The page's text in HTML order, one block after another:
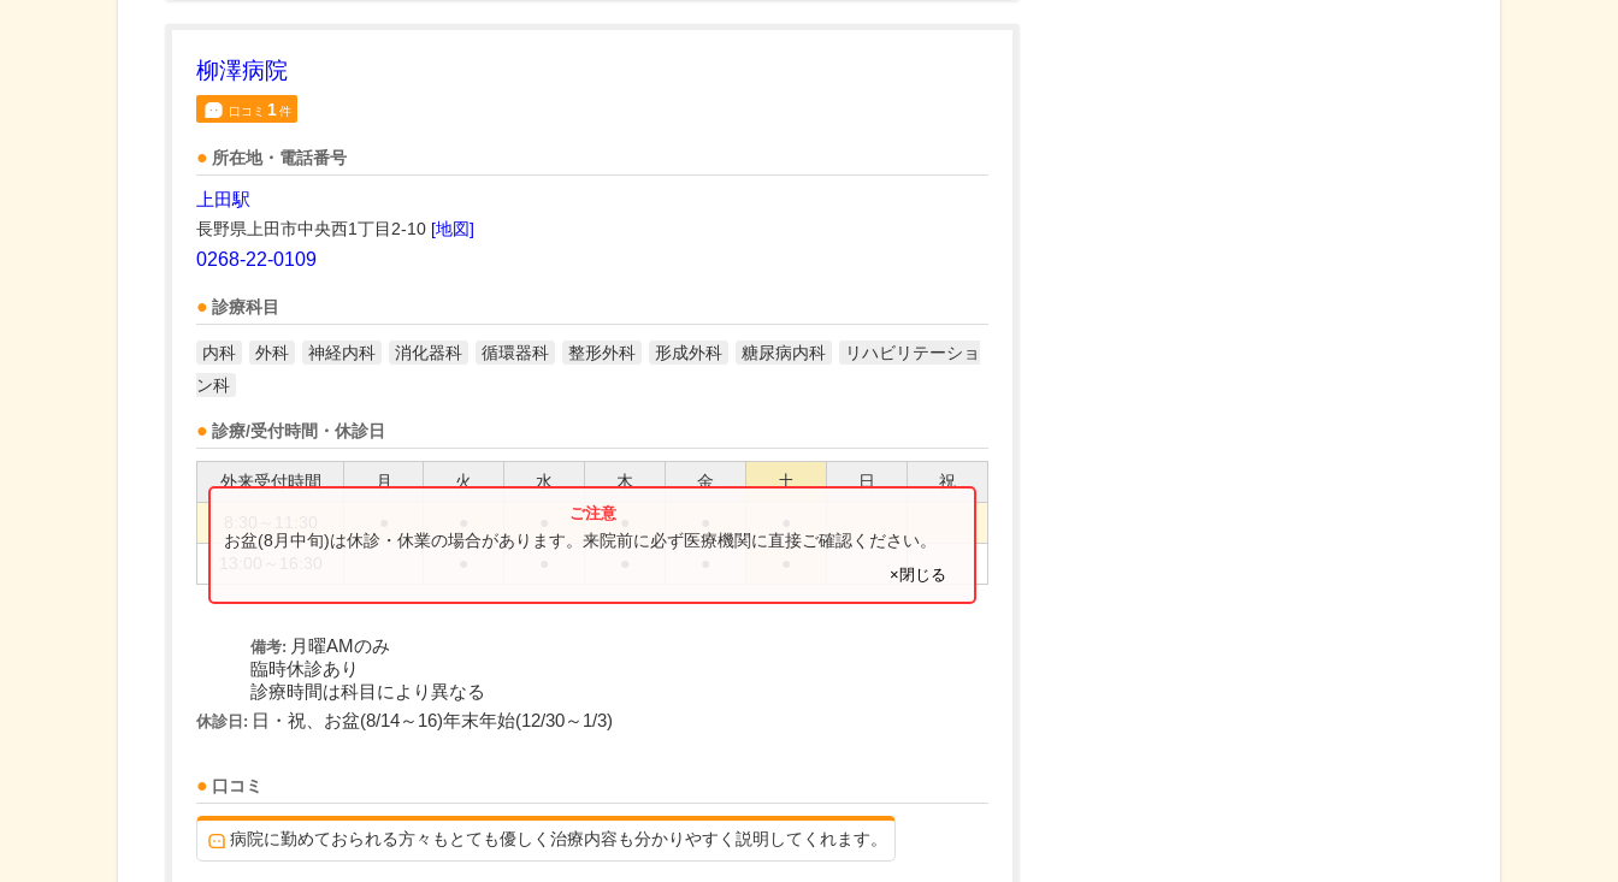
柳澤病院
口コミ 1件
所在地・電話番号
上田駅
長野県上田市中央西1丁目2-10 [地図]
0268-22-0109
診療科目
内科 外科 神経内科 消化器科 循環器科 整形外科 形成外科 糖尿病内科
リハビリテーショ
ン科
診療/受付時間・休診日
外来受付時間 月 火 水 木 金 土 日 祝
お盆(8月中旬)は休診・休業の場合があります。来院前に必ず医療機関に直接ご確認ください。
×閉じる
備考: 月曜AMのみ
臨時休診あり
診療時間は科目により異なる
休診日: 日・祝、お盆(8/14～16)年末年始(12/30～1/3)
口コミ
病院に勤めておられる方々もとても優しく治療内容も分かりやすく説明してくれます。